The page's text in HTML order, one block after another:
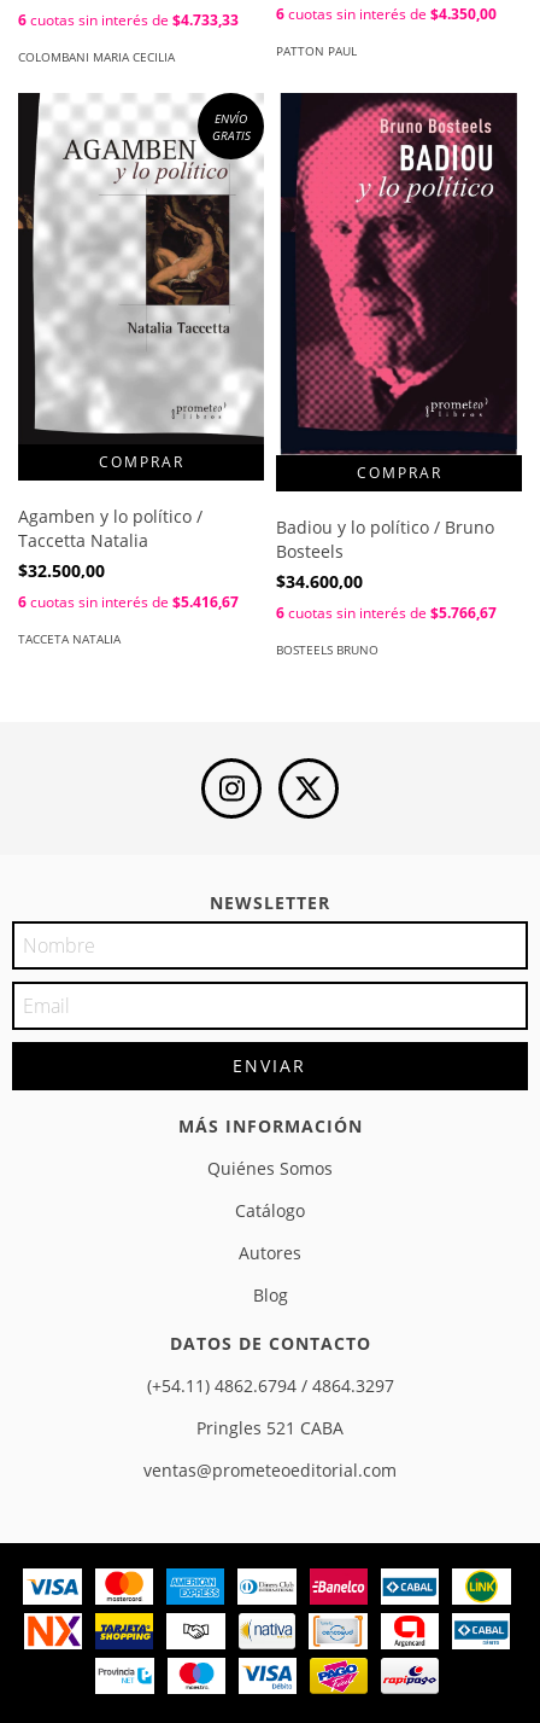
6cuotas sin interés de $4.733,33
COLOMBANI MARIA CECILIA
6cuotas sin interés de $4.350,00
PATTON PAUL
ENVÍO
GRATIS
Agamben y lo político /
Taccetta Natalia
$32.500,00
6cuotas sin interés de $5.416,67
TACCETA NATALIA
Badiou y lo político / Bruno
Bosteels
$34.600,00
6cuotas sin interés de $5.766,67
BOSTEELS BRUNO
NEWSLETTER
MÁS INFORMACIÓN
Quiénes Somos
Catálogo
Autores
Blog
DATOS DE CONTACTO
(+54.11) 4862.6794 / 4864.3297
Pringles 521 CABA
ventas@prometeoeditorial.com